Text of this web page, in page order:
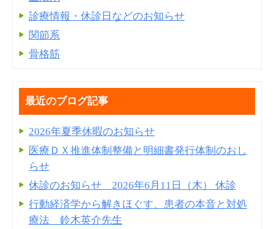
診療情報・休診日などのお知らせ
関節系
骨格筋
最近のブログ記事
2026年夏季休暇のお知らせ
医療ＤＸ推進体制整備と明細書発⾏体制のおし
らせ
休診のお知らせ 2026年6月11日（木） 休診
行動経済学から解きほぐす、患者の本音と対処
療法 鈴木英介先生